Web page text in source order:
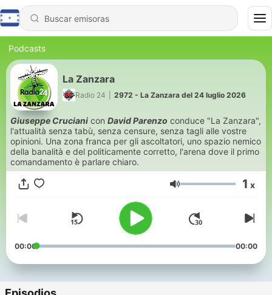
Podcasts
La Zanzara
Radio 24 2972 - La Zanzara del 24 luglio 2026
Giuseppe Cruciani con David Parenzo conduce "La Zanzara",
l'attualità senza tabù, senza censure, senza tagli alle vostre
opinioni. Una zona franca per gli ascoltatori, uno spazio nemico
della banalità e del politicamente corretto, l'arena dove il primo
comandamento è parlare chiaro.
Volumen 1 x
00:00 00:00